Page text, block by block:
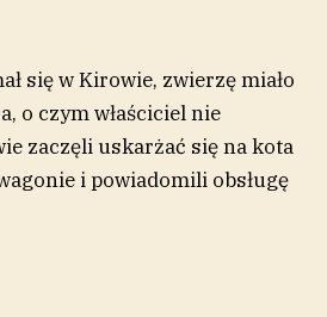
się w Kirowie, zwierzę miało
o czym właściciel nie
zaczęli uskarżać się na kota
i powiadomili obsługę